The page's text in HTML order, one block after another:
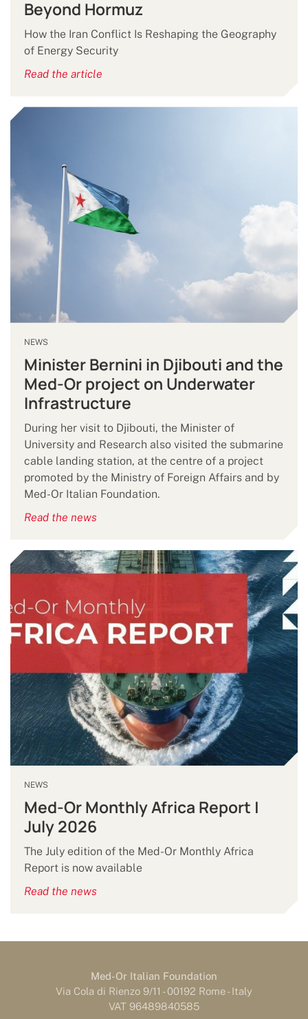
Beyond Hormuz
How the Iran Conflict Is Reshaping the Geography
of Energy Security
Read the article
NEWS
Minister Bernini in Djibouti and the
Med-Or project on Underwater
Infrastructure
During her visit to Djibouti, the Minister of
University and Research also visited the submarine
cable landing station, at the centre of a project
promoted by the Ministry of Foreign Affairs and by
Med-Or Italian Foundation.
Read the news
NEWS
Med-Or Monthly Africa Report |
July 2026
The July edition of the Med-Or Monthly Africa
Report is now available
Read the news
Med-Or Italian Foundation
Via Cola di Rienzo 9/11 - 00192 Rome - Italy
VAT 96489840585